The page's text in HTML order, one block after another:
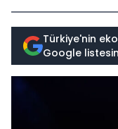
Türkiye'nin
Google